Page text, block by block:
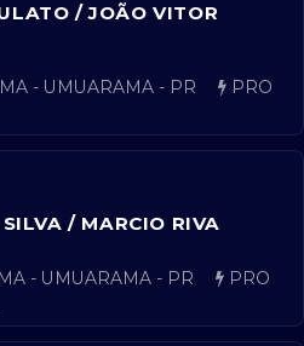
/ JOÃO VITOR
- UMUARAMA - PR
PRO
/ MARCIO RIVA
- UMUARAMA - PR
PRO